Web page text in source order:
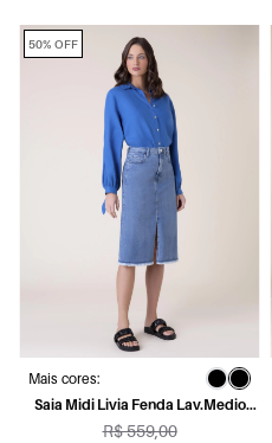
Mais cores:
Saia Midi Livia Fenda Lav.Medio
Destroyer
R$ 559,00
50% OFF